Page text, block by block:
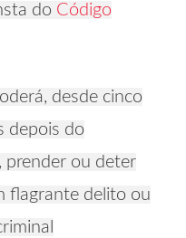
do Código
desde cinco
depois do
prender ou deter
flagrante delito ou